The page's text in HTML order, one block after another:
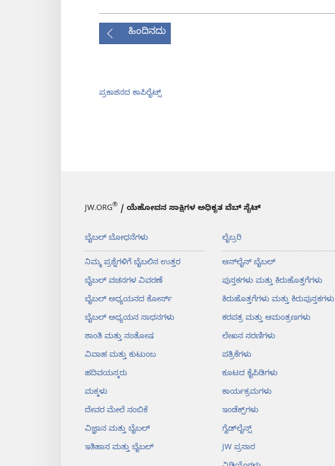
ಹಿಂದಿನದು
ಪ್ರಕಾಶನದ ಕಾಪಿರೈಟ್ಸ್‌
JW.ORG® / ಯೆಹೋವನ ಸಾಕ್ಷಿಗಳ ಅಧಿಕೃತ ವೆಬ್ ಸೈಟ್
ಬೈಬಲ್‌ ಬೋಧನೆಗಳು
ನಿಮ್ಮ ಪ್ರಶ್ನೆಗಳಿಗೆ ಬೈಬಲಿನ ಉತ್ತರ
ಬೈಬಲ್‌ ವಚನಗಳ ವಿವರಣೆ
ಬೈಬಲ್‌ ಅಧ್ಯಯನದ ಕೋರ್ಸ್‌
ಬೈಬಲ್‌ ಅಧ್ಯಯನ ಸಾಧನಗಳು
ಶಾಂತಿ ಮತ್ತು ಸಂತೋಷ
ವಿವಾಹ ಮತ್ತು ಕುಟುಂಬ
ಹದಿವಯಸ್ಕರು
ಮಕ್ಕಳು
ದೇವರ ಮೇಲೆ ನಂಬಿಕೆ
ವಿಜ್ಞಾನ ಮತ್ತು ಬೈಬಲ್‌
ಇತಿಹಾಸ ಮತ್ತು ಬೈಬಲ್‌
ಲೈಬ್ರರಿ
ಆನ್‌ಲೈನ್‌ ಬೈಬಲ್‌
ಪುಸ್ತಕಗಳು ಮತ್ತು ಕಿರುಹೊತ್ತಗೆಗಳು
ಕಿರುಹೊತ್ತಗೆಗಳು ಮತ್ತು ಕಿರುಪುಸ್ತಕಗಳು
ಕರಪತ್ರ ಮತ್ತು ಆಮಂತ್ರಣಗಳು
ಲೇಖನ ಸರಣಿಗಳು
ಪತ್ರಿಕೆಗಳು
ಕೂಟದ ಕೈಪಿಡಿಗಳು
ಕಾರ್ಯಕ್ರಮಗಳು
ಇಂಡೆಕ್ಸ್‌ಗಳು
ಗೈಡ್‌ಲೈನ್ಸ್‌
JW ಪ್ರಸಾರ